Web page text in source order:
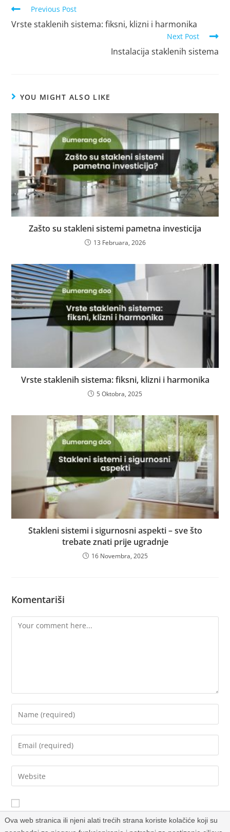
Previous Post
Vrste staklenih sistema: fiksni, klizni i harmonika
Next Post
Instalacija staklenih sistema
YOU MIGHT ALSO LIKE
Zašto su stakleni sistemi pametna investicija
13 Februara, 2026
Vrste staklenih sistema: fiksni, klizni i harmonika
5 Oktobra, 2025
Stakleni sistemi i sigurnosni aspekti – sve što
trebate znati prije ugradnje
16 Novembra, 2025
Komentariši
Sačuvaj moje ime, email i web stranicu u ovom browseru za
buduće komentare.
Ova web stranica ili njeni alati trećih strana koriste kolačiće koji su